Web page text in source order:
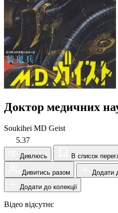
Доктор медичних
Soukihei MD Geist
5.37
Дивлюсь В список
Дивитись разом
Додати
Додати до колекції
Відео відсутнє